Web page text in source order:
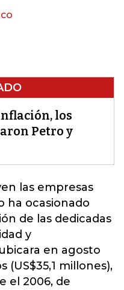
los
Petro y
las empresas
ha ocasionado
de las dedicadas
y
en agosto
(US$35,1 millones),
el 2006, de